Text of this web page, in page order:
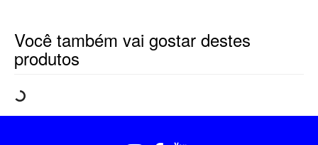
Você também vai gostar destes
produtos